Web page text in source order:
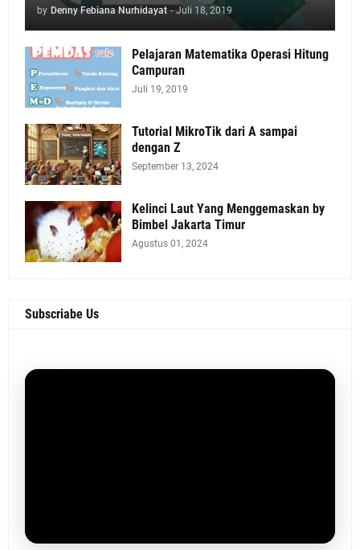
by Denny Febiana Nurhidayat - Juli 18, 2019
Pelajaran Matematika Operasi Hitung
Campuran
Juli 19, 2019
Tutorial MikroTik dari A sampai
dengan Z
September 13, 2024
Kelinci Laut Yang Menggemaskan by
Bimbel Jakarta Timur
Agustus 01, 2024
Subscriabe Us